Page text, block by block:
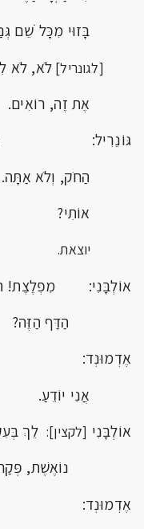
בָּזוּי מִכָּל ֹשֵם
[לגונריל]לֹא, לֹא
אֶת זֶה, רוֹאִים.
גּוֹנֵרִיל: נַגִּיד
הַחֹק, וְלֹא אַתָּה.
אוֹתִי?
יוצאת.
אוֹלְבָּנִי: מִפְלֶצֶת!
הַדַּף הַזֶּה?
אֶדְמוּנְד: אַל
אֲנִי יוֹדֵעַ.
אוֹלְבָּנִי [לקצין]:לֵךְ
נוֹאֶשֶׁת, פְּקַח